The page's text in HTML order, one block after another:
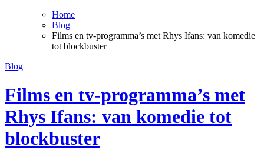
Home
Blog
Films en tv-programma’s met Rhys Ifans: van komedie
tot blockbuster
Blog
Films en tv-programma’s met
Rhys Ifans: van komedie tot
blockbuster